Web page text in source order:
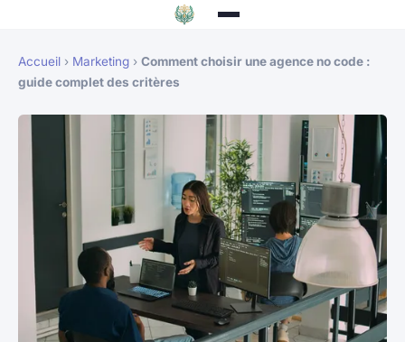
Accueil › Marketing › Comment choisir une agence no code :
guide complet des critères